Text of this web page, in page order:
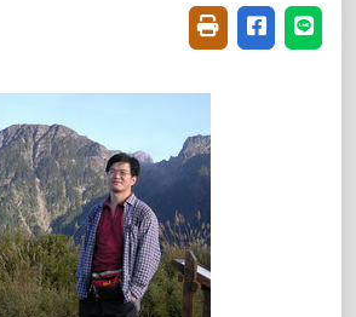
友善列印(開新視
分享至臉書
分享